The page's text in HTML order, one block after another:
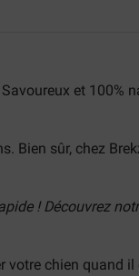
et 100%
Bien sûr, chez
! Découvrez
votre chien quand il